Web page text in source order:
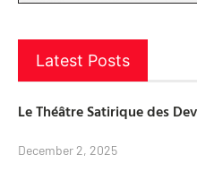
Latest Posts
Le Théâtre Satirique des
December 2, 2025